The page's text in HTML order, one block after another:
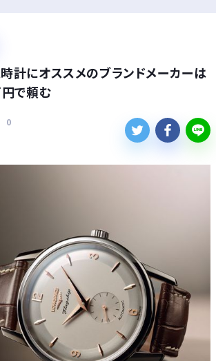
計にオススメのブランドメーカーは
で頼む
0